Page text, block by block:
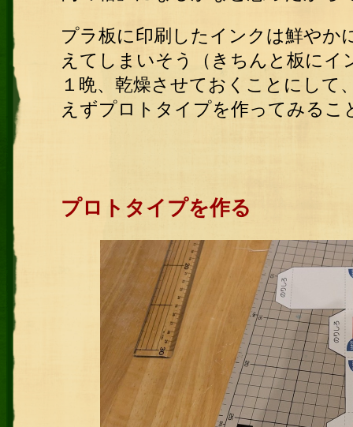
プラ板に印刷したインクは鮮やか
えてしまいそう（きちんと板に
１晩、乾燥させておくことにして
えずプロトタイプを作ってみるこ
プロトタイプを作る